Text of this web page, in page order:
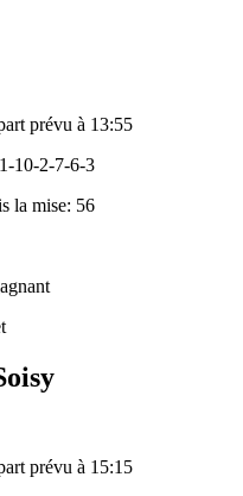
prévu à 13:55
10-2-7-6-3
la mise: 56
prévu à 15:15